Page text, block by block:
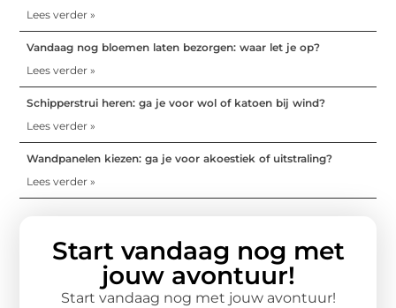
Lees verder »
Vandaag nog bloemen laten bezorgen: waar let je op?
Lees verder »
Schipperstrui heren: ga je voor wol of katoen bij wind?
Lees verder »
Wandpanelen kiezen: ga je voor akoestiek of uitstraling?
Lees verder »
Start vandaag nog met
jouw avontuur!
Start vandaag nog met jouw avontuur!